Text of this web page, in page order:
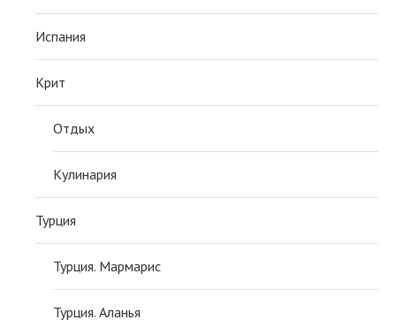
Испания
Крит
Отдых
Кулинария
Турция
Турция. Мармарис
Турция. Аланья